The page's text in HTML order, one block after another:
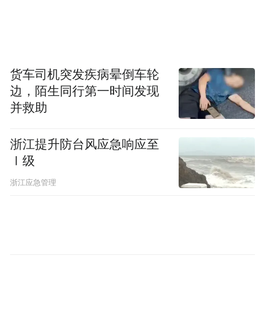
来源：凤凰网安徽综合
货车司机突发疾病晕倒车轮
边，陌生同行第一时间发现
并救助
浙江提升防台风应急响应至
Ⅰ级
浙江应急管理